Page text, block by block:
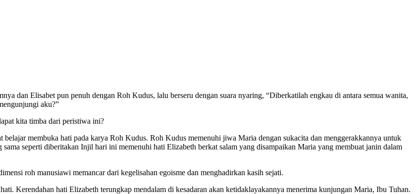
dan Elisabet pun penuh dengan Roh Kudus, lalu berseru dengan suara nyaring, “Diberkatilah engkau di antara semua wanita,
aku?”
kita timba dari peristiwa ini?
membuka hati pada karya Roh Kudus. Roh Kudus memenuhi jiwa Maria dengan sukacita dan menggerakkannya untuk
seperti diberitakan Injil hari ini memenuhi hati Elizabeth berkat salam yang disampaikan Maria yang membuat janin dalam
roh manusiawi memancar dari kegelisahan egoisme dan menghadirkan kasih sejati.
Kerendahan hati Elizabeth terungkap mendalam di kesadaran akan ketidaklayakannya menerima kunjungan Maria, Ibu Tuhan.